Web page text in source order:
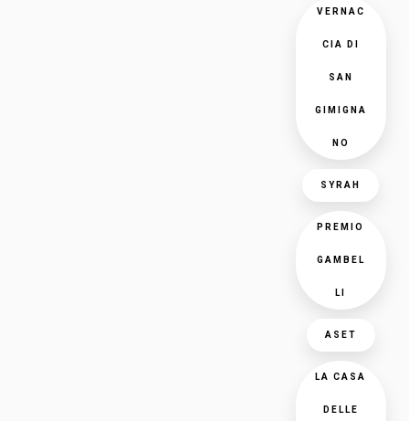
VERNAC
CIA DI
SAN
GIMIGNA
NO
SYRAH
PREMIO
GAMBEL
LI
ASET
LA CASA
DELLE